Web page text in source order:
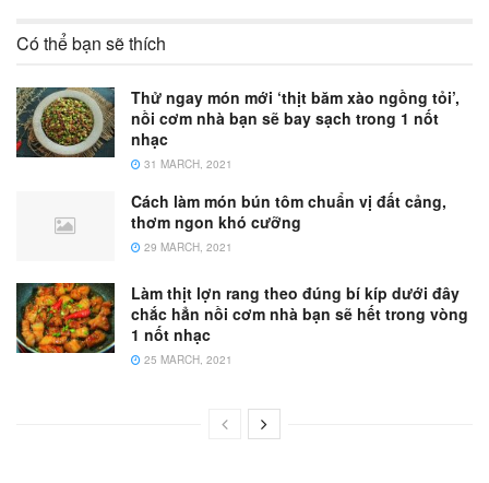
Có thể bạn sẽ thích
Thử ngay món mới ‘thịt băm xào ngồng tỏi’,
nồi cơm nhà bạn sẽ bay sạch trong 1 nốt
nhạc
31 MARCH, 2021
Cách làm món bún tôm chuẩn vị đất cảng,
thơm ngon khó cưỡng
29 MARCH, 2021
Làm thịt lợn rang theo đúng bí kíp dưới đây
chắc hẳn nồi cơm nhà bạn sẽ hết trong vòng
1 nốt nhạc
25 MARCH, 2021